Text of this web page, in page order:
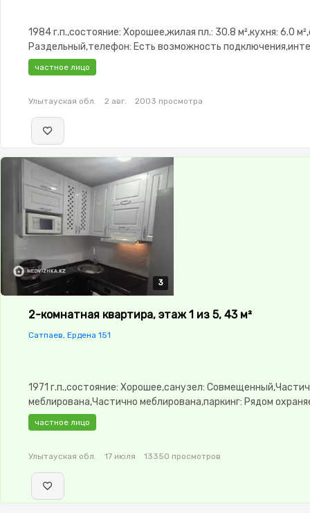
1984 г.п.,состояние: Хорошее,жилая пл.: 30.8 м²,кухня: 6.0
Раздельный,телефон: Есть возможность
Проводной,Частично меблирована,Частично
Паркинг,Домофон,Неугловая
частное лицо
Улытауская обл. 2 авг. 2003 просмотра
3
3
3
2-комнатная квартира, этаж 1 из 5, 43 м²
Сатпаев, Ердена 151
1971 г.п.,состояние: Хорошее,санузел:
меблирована,Частично меблирована,паркинг: Рядом
стоянка,Домофон,Пластиковые окна,Неугловая,Новая
двор
частное лицо
Улытауская обл. 17 июля 13350 просмотров